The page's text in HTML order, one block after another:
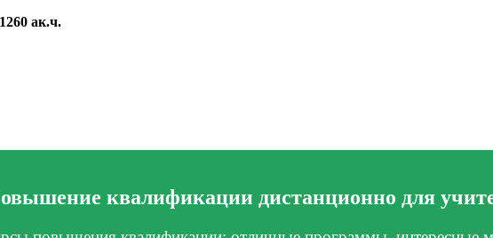
ак.ч.
квалификации дистанционно для